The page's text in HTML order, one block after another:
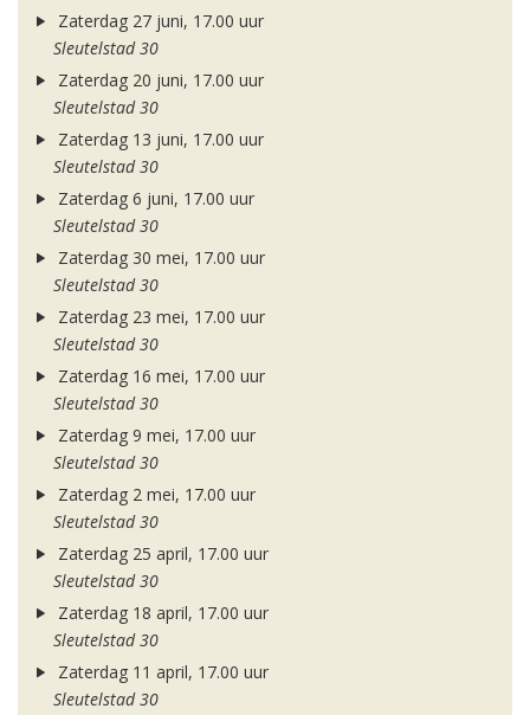
Zaterdag 27 juni, 17.00 uur
Sleutelstad 30
Zaterdag 20 juni, 17.00 uur
Sleutelstad 30
Zaterdag 13 juni, 17.00 uur
Sleutelstad 30
Zaterdag 6 juni, 17.00 uur
Sleutelstad 30
Zaterdag 30 mei, 17.00 uur
Sleutelstad 30
Zaterdag 23 mei, 17.00 uur
Sleutelstad 30
Zaterdag 16 mei, 17.00 uur
Sleutelstad 30
Zaterdag 9 mei, 17.00 uur
Sleutelstad 30
Zaterdag 2 mei, 17.00 uur
Sleutelstad 30
Zaterdag 25 april, 17.00 uur
Sleutelstad 30
Zaterdag 18 april, 17.00 uur
Sleutelstad 30
Zaterdag 11 april, 17.00 uur
Sleutelstad 30